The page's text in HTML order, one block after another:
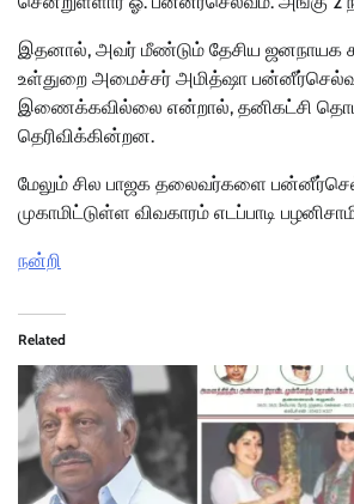
இதனால், அவர் மீண்டும் தேசிய ஜனநாயக
உள்துறை அமைச்சர் அமித்ஷா
இணைக்கவில்லை என்றால், தனிகட்சி
தெரிவிக்கின்றன.
மேலும் சில பாஜக தலைவர்களை
முகாமிட்டுள்ள விவகாரம் எடப்பாடி
நன்றி
Related